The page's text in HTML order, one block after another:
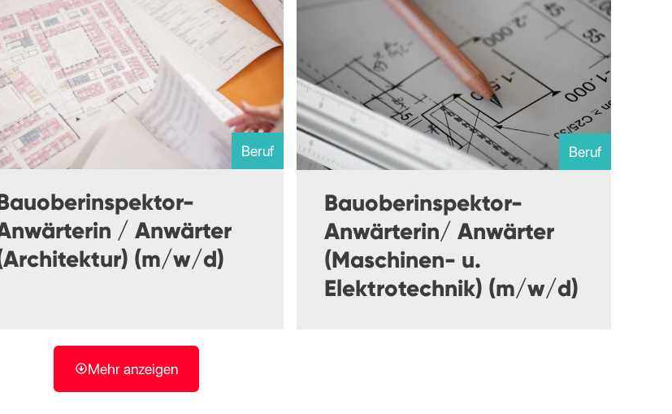
Beruf
/ Anwärter
(m/w/d)
Beruf
Bauoberinspektor-
Anwärterin/ Anwärter
(Maschinen- u.
Elektrotechnik) (m/w/d)
Mehr anzeigen